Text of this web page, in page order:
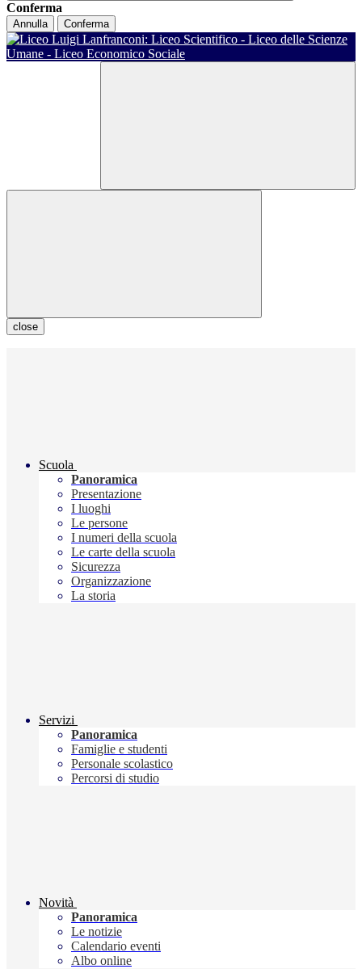
Conferma
Annulla Conferma
close
Scuola
Panoramica
Presentazione
I luoghi
Le persone
I numeri della scuola
Le carte della scuola
Sicurezza
Organizzazione
La storia
Servizi
Panoramica
Famiglie e studenti
Personale scolastico
Percorsi di studio
Novità
Panoramica
Le notizie
Calendario eventi
Albo online